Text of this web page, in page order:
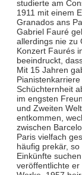
studierte am
1911 mit einem
Granados ans
Gabriel Fauré
allerdings nie zu
Konzert Faurés
beeindruckt,
Mit 15 Jahren
Schüchternheit
im engsten
und Zweiten
entkommen,
zwischen
Paris vielfach
häufig prekär,
Einkünfte
veröffentlichte